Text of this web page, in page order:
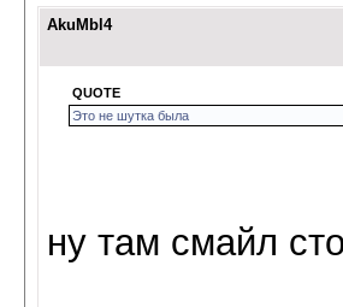
AkuMbl4
QUOTE
Это не шутка была
ну там смайл